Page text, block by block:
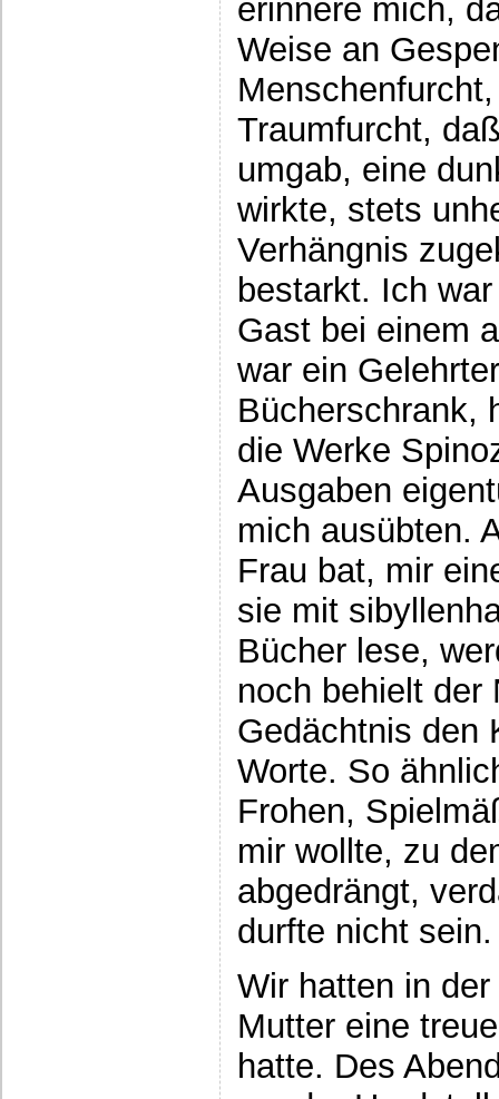
erinnere mich,
Weise an
Traumfurcht,
umgab, eine
wirkte, stets
Verhängnis
bestarkt. Ich
Gast bei einem
war ein
Bücherschrank,
die Werke
Ausgaben
mich ausübten.
Frau bat, mir
sie mit
Bücher lese,
noch behielt der
Gedächtnis den
Worte. So
Frohen,
mir wollte, zu
abgedrängt,
durfte nicht sein.
Wir hatten in
Mutter eine
hatte. Des